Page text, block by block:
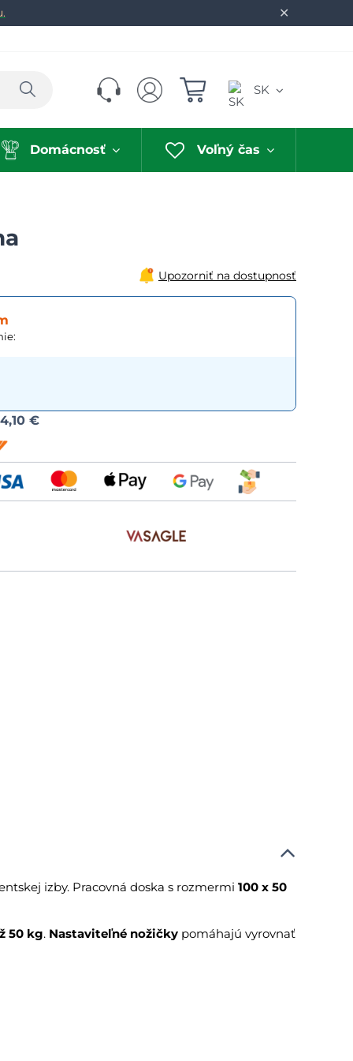
✕
Hľadať SK
Domácnosť Voľný čas
Upozorniť na dostupnosť
4,10 €
izby. Pracovná doska s rozmermi 100 x 50
50 kg. Nastaviteľné nožičky pomáhajú vyrovnať